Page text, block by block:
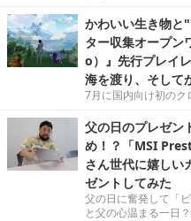
かわいい生き物
ター収集オープン
o）』先行プレイ
海を渡り、そして
7月に国内向け初のク
父の日のプレゼン
め！？「MSI
さん世代に嬉しい
ゼントしてみた
父の日に奮発して「
と父の心温まる一日？